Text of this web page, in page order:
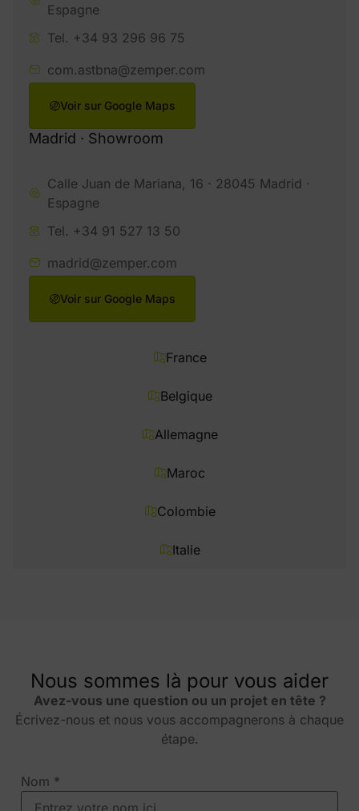
France
Belgique
Allemagne
Maroc
Colombie
Italie
Espagne
Tel. +34 93 296 96 75
com.astbna@zemper.com
Voir sur Google Maps
Madrid · Showroom
Calle Juan de Mariana, 16 · 28045 Madrid ·
Espagne
Tel. +34 91 527 13 50
madrid@zemper.com
Voir sur Google Maps
Nous sommes là pour vous aider
Avez-vous une question ou un projet en tête ?
Écrivez-nous et nous vous accompagnerons à chaque
étape.
Nom *